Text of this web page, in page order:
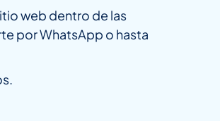
web dentro de las
por WhatsApp o hasta